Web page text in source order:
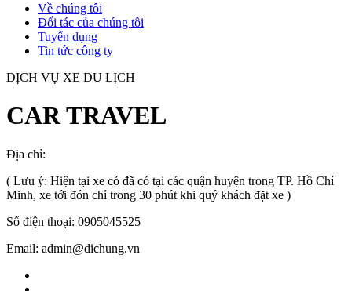
Về chúng tôi
Đối tác của chúng tôi
Tuyển dụng
Tin tức công ty
DỊCH VỤ XE DU LỊCH
CAR TRAVEL
Địa chỉ:
( Lưu ý: Hiện tại xe có đã có tại các quận huyện trong TP. Hồ Chí
Minh, xe tới đón chỉ trong 30 phút khi quý khách đặt xe )
Số điện thoại: 0905045525
Email: admin@dichung.vn